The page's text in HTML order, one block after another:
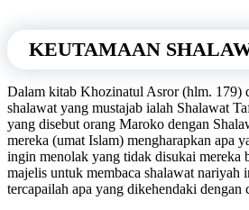
KEUTAMAAN
Dalam kitab Khozinatul Asror (hlm. 179)
shalawat yang mustajab ialah Shalawat
yang disebut orang Maroko dengan
mereka (umat Islam) mengharapkan apa
ingin menolak yang tidak disukai mereka
majelis untuk membaca shalawat nariyah
tercapailah apa yang dikehendaki dengan